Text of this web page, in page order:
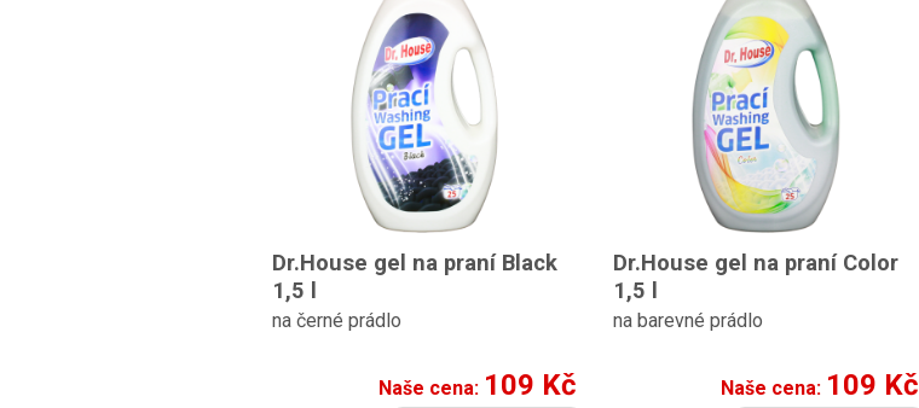
Dr.House gel na praní Black
1,5 l
na černé prádlo
Naše cena: 109 Kč
Dr.House gel na praní Color
1,5 l
na barevné prádlo
Naše cena: 109 Kč